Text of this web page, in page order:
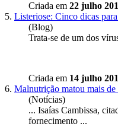
Criada em 22 julho
5. Listeriose: Cinco dicas
(Blog)
Trata-se de um dos
Criada em 14 julho
6. Malnutrição matou mais de
(Notícias)
... Isaías Cambissa,
fornecimento ...